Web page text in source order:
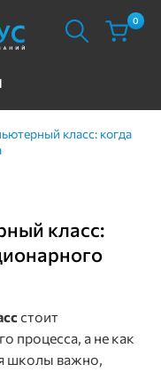
0
класс: когда
класс:
стоит
процесса, а не как
школы важно,